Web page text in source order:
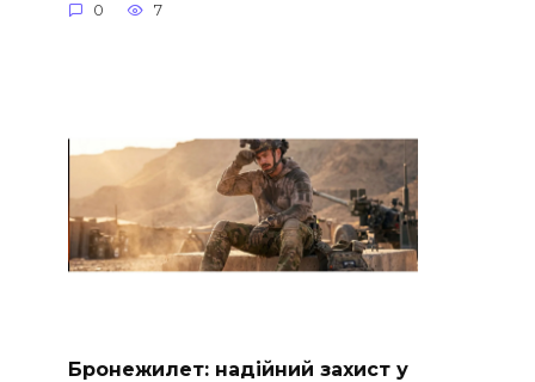
0 7
Бронежилет: надійний захист у